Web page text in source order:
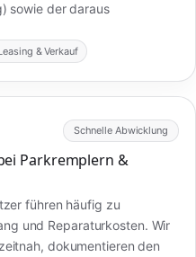
sowie der daraus
& Verkauf
Schnelle Abwicklung
Parkremplern &
führen häufig zu
und Reparaturkosten. Wir
dokumentieren den